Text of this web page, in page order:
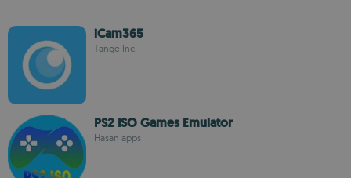
iCam365
Tange Inc.
PS2 ISO Games Emulator
Hasan apps